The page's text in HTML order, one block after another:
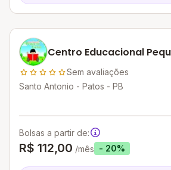
Centro Educacional
Sem avaliações
Santo Antonio - Patos - PB
Bolsas a partir de:
R$ 112,00 /mês - 20%